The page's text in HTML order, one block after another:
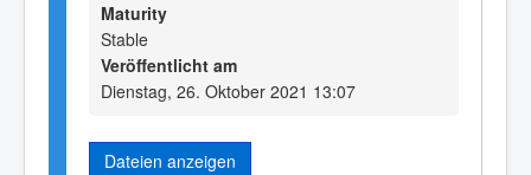
Maturity
Stable
Veröffentlicht am
Dienstag, 26. Oktober 2021 13:07
Dateien anzeigen